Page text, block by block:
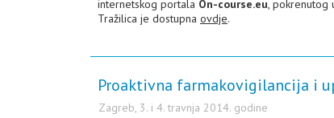
internetskog portala On-course.eu, pokrenutog
Tražilica je dostupna ovdje.
Proaktivna farmakovigilancija i
Zagreb, 3. i 4. travnja 2014. godine